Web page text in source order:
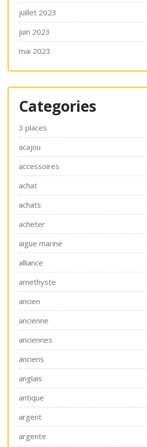
juillet 2023
juin 2023
mai 2023
Categories
3 places
acajou
accessoires
achat
achats
acheter
aigue marine
alliance
amethyste
ancien
ancienne
anciennes
anciens
anglais
antique
argent
argente